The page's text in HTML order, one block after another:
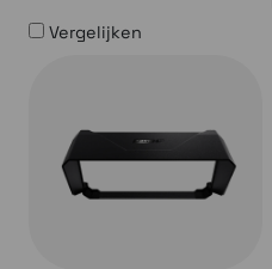
Vergelijken